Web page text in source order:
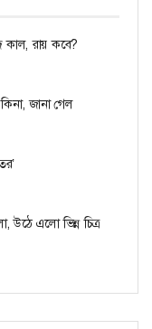
কাল, রায় কবে?
কিনা, জানা গেল
উঠে এলো ভিন্ন চিত্র